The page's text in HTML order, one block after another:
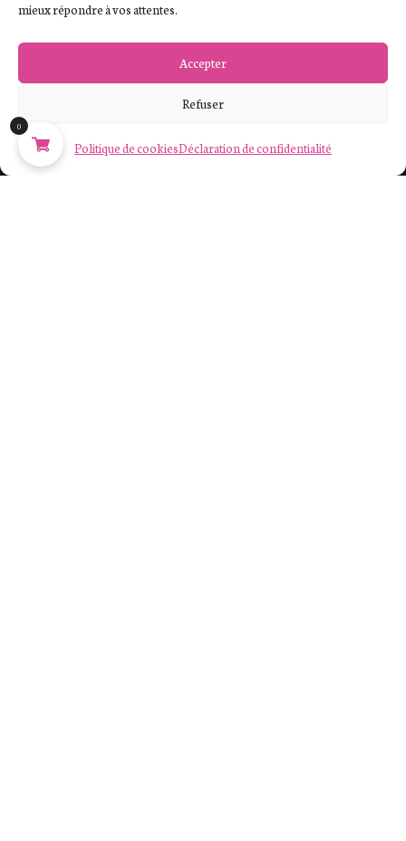
mieux répondre à vos attentes.
Accepter
Refuser
Politique de cookiesDéclaration de confidentialité
Commande
Commandes
Retours et échanges
0